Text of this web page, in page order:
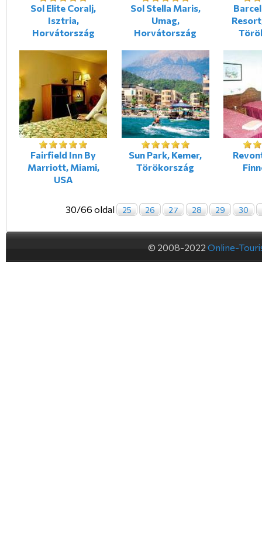
Sol Elite Coralj,
Isztria,
Horvátország
Sol Stella Maris,
Umag,
Horvátország
Fairfield Inn By
Marriott, Miami,
USA
Sun Park, Kemer,
Törökország
30/66 oldal 25 26 27 28 29 30
© 2008-2022 Online-